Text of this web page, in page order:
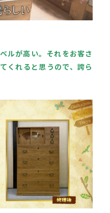
ルが高い。それをお客さ
くれると思うので、誇ら